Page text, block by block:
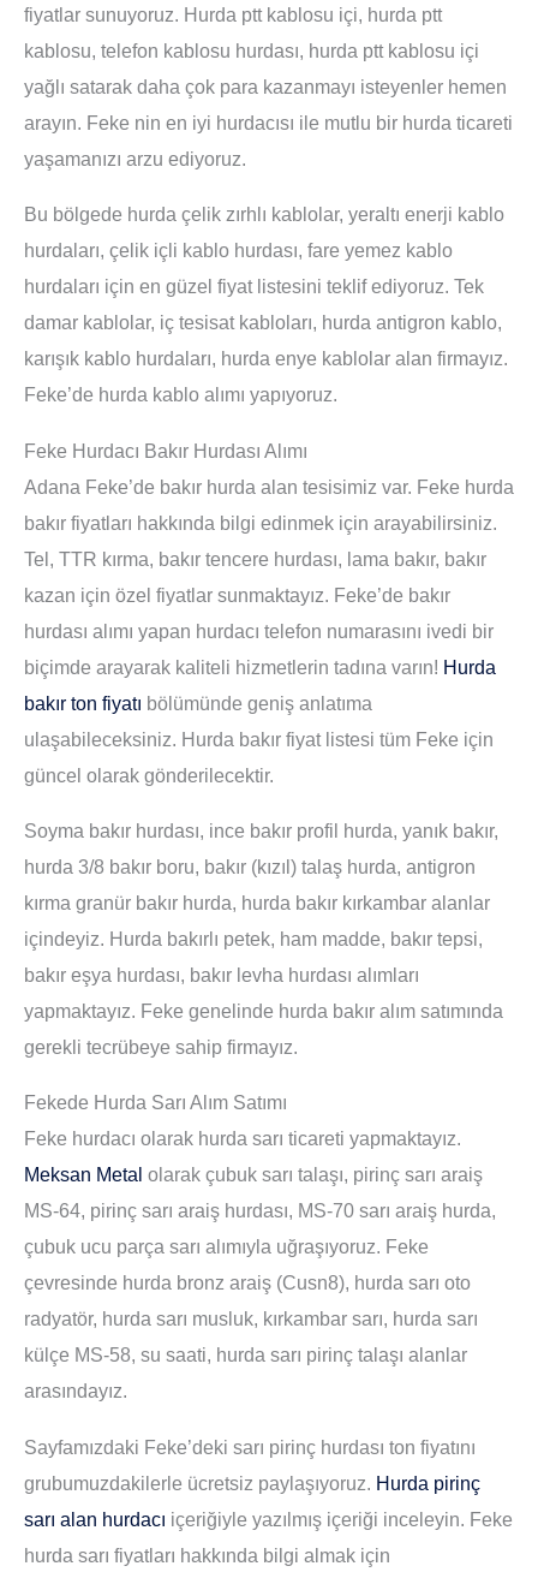
fiyatlar sunuyoruz. Hurda ptt kablosu içi, hurda ptt
kablosu, telefon kablosu hurdası, hurda ptt kablosu içi
yağlı satarak daha çok para kazanmayı isteyenler hemen
arayın. Feke nin en iyi hurdacısı ile mutlu bir hurda ticareti
yaşamanızı arzu ediyoruz.
Bu bölgede hurda çelik zırhlı kablolar, yeraltı enerji kablo
hurdaları, çelik içli kablo hurdası, fare yemez kablo
hurdaları için en güzel fiyat listesini teklif ediyoruz. Tek
damar kablolar, iç tesisat kabloları, hurda antigron kablo,
karışık kablo hurdaları, hurda enye kablolar alan firmayız.
Feke’de hurda kablo alımı yapıyoruz.
Feke Hurdacı Bakır Hurdası Alımı
Adana Feke’de bakır hurda alan tesisimiz var. Feke hurda
bakır fiyatları hakkında bilgi edinmek için arayabilirsiniz.
Tel, TTR kırma, bakır tencere hurdası, lama bakır, bakır
kazan için özel fiyatlar sunmaktayız. Feke’de bakır
hurdası alımı yapan hurdacı telefon numarasını ivedi bir
biçimde arayarak kaliteli hizmetlerin tadına varın! Hurda
bakır ton fiyatı bölümünde geniş anlatıma
ulaşabileceksiniz. Hurda bakır fiyat listesi tüm Feke için
güncel olarak gönderilecektir.
Soyma bakır hurdası, ince bakır profil hurda, yanık bakır,
hurda 3/8 bakır boru, bakır (kızıl) talaş hurda, antigron
kırma granür bakır hurda, hurda bakır kırkambar alanlar
içindeyiz. Hurda bakırlı petek, ham madde, bakır tepsi,
bakır eşya hurdası, bakır levha hurdası alımları
yapmaktayız. Feke genelinde hurda bakır alım satımında
gerekli tecrübeye sahip firmayız.
Fekede Hurda Sarı Alım Satımı
Feke hurdacı olarak hurda sarı ticareti yapmaktayız.
Meksan Metal olarak çubuk sarı talaşı, pirinç sarı araiş
MS-64, pirinç sarı araiş hurdası, MS-70 sarı araiş hurda,
çubuk ucu parça sarı alımıyla uğraşıyoruz. Feke
çevresinde hurda bronz araiş (Cusn8), hurda sarı oto
radyatör, hurda sarı musluk, kırkambar sarı, hurda sarı
külçe MS-58, su saati, hurda sarı pirinç talaşı alanlar
arasındayız.
Sayfamızdaki Feke’deki sarı pirinç hurdası ton fiyatını
grubumuzdakilerle ücretsiz paylaşıyoruz. Hurda pirinç
sarı alan hurdacı içeriğiyle yazılmış içeriği inceleyin. Feke
hurda sarı fiyatları hakkında bilgi almak için